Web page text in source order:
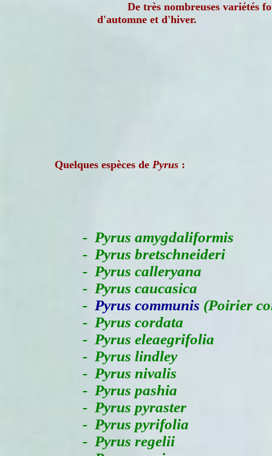
De très nombreuses variétés
d'automne et d'hiver.
Quelques espèces de Pyrus :
- Pyrus amygdaliformis
- Pyrus bretschneideri
- Pyrus calleryana
- Pyrus caucasica
- Pyrus communis (Poirier
- Pyrus cordata
- Pyrus eleaegrifolia
- Pyrus lindley
- Pyrus nivalis
- Pyrus pashia
- Pyrus pyraster
- Pyrus pyrifolia
- Pyrus regelii